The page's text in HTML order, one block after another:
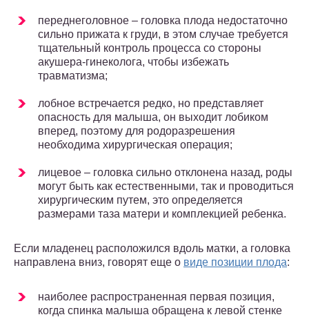
переднеголовное – головка плода недостаточно
сильно прижата к груди, в этом случае требуется
тщательный контроль процесса со стороны
акушера-гинеколога, чтобы избежать
травматизма;
лобное встречается редко, но представляет
опасность для малыша, он выходит лобиком
вперед, поэтому для родоразрешения
необходима хирургическая операция;
лицевое – головка сильно отклонена назад, роды
могут быть как естественными, так и проводиться
хирургическим путем, это определяется
размерами таза матери и комплекцией ребенка.
Если младенец расположился вдоль матки, а головка
направлена вниз, говорят еще о виде позиции плода:
наиболее распространенная первая позиция,
когда спинка малыша обращена к левой стенке